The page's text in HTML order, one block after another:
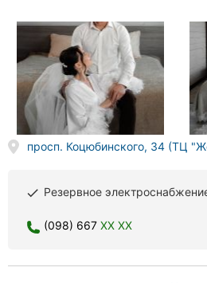
города:
Винница
Житомир
Тернополь
Ровно
Одесса
просп. Коцюбинского, 34 (ТЦ
done Резервное
(098) 667 XX XX